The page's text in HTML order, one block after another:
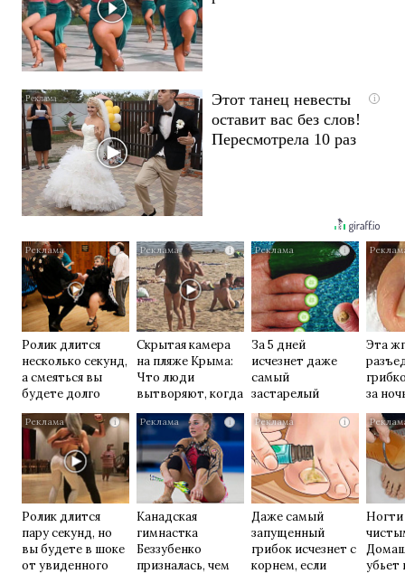
i
Этот танец невесты
оставит вас без слов!
Пересмотрела 10 раз
i
Ролик длится
несколько секунд,
а смеяться вы
будете долго
i
Скрытая камера
на пляже Крыма:
Что люди
вытворяют, когда
их не видят...
i
За 5 дней
исчезнет даже
самый
застарелый
грибок: вот
хитрость
Эта
за
i
Ролик длится
пару секунд, но
вы будете в шоке
от увиденного
i
Канадская
гимнастка
Беззубенко
призналась, чем
i
Даже самый
запущенный
грибок исчезнет с
корнем, если
убьет